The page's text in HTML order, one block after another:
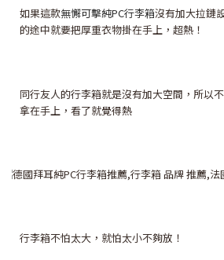
如果這款無懈可擊純PC行李箱沒有加大拉鏈
的途中就要把厚重衣物掛在手上，超熱！
同行友人的行李箱就是沒有加大空間，所以
拿在手上，看了就覺得熱
行李箱不怕太大，就怕太小不夠放！